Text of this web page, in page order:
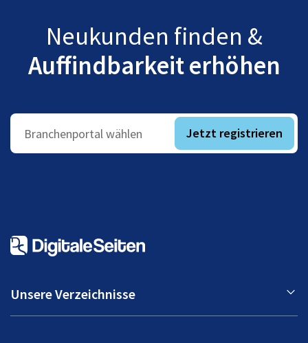
Neukunden finden &
Auffindbarkeit erhöhen
Branchenportal wählen Jetzt registrieren
Unsere Verzeichnisse